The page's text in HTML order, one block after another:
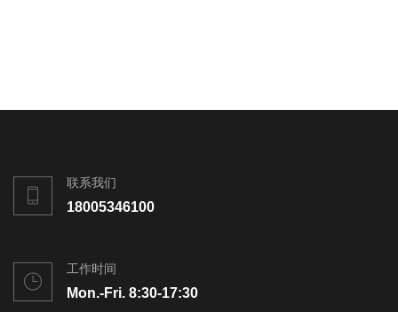
联系我们
18005346100
工作时间
Mon.-Fri. 8:30-17:30